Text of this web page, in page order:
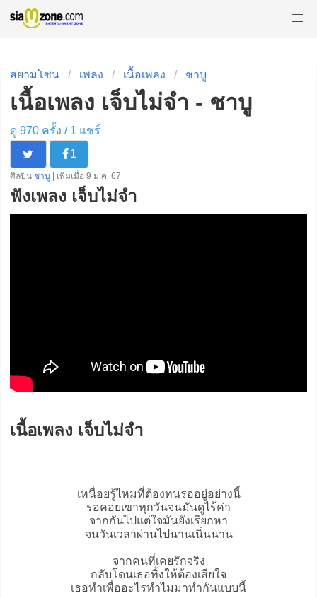
สยามโซน เพลง เนื้อเพลง ชาบู
เนื้อเพลง เจ็บไม่จำ - ชาบู
ดู 970 ครั้ง / 1 แชร์
1
ศิลปิน ชาบู | เพิ่มเมื่อ 9 ม.ค. 67
ฟังเพลง เจ็บไม่จำ
เนื้อเพลง เจ็บไม่จำ
เหนื่อยรู้ไหมที่ต้องทนรออยู่อย่างนี้
รอคอยเขาทุกวันจนมันดูไร้ค่า
จากกันไปแต่ใจมันยังเรียกหา
จนวันเวลาผ่านไปนานเนิ่นนาน
จากคนที่เคยรักจริง
กลับโดนเธอทิ้งให้ต้องเสียใจ
เธอทำเพื่ออะไรทำไมมาทำกันแบบนี้